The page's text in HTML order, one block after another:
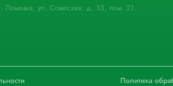
Ломовка, ул. Советская, д. 33, пом. 21.
Политика